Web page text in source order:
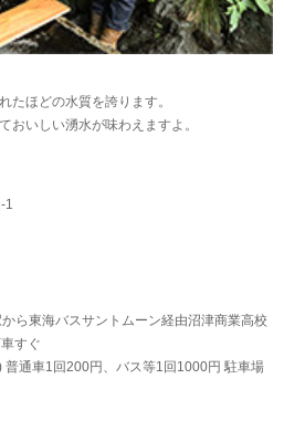
たほどの水質を誇ります。
おいしい湧水が味わえますよ。
1
ら東海バスサントムーン経由沼津商業高校
すぐ
普通車1回200円、バス等1回1000円 駐車場